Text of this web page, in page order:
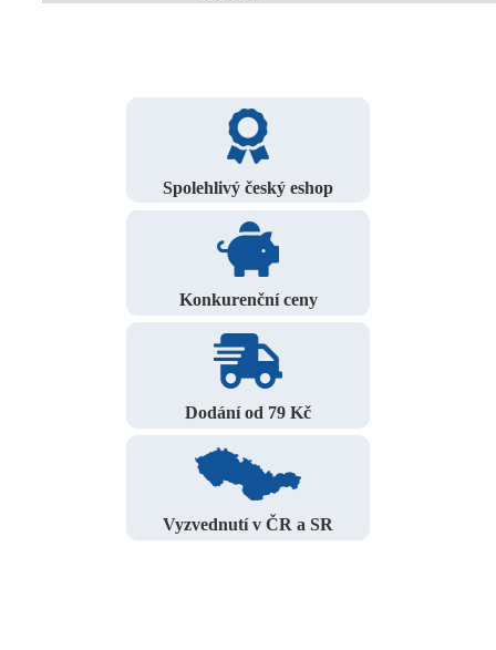
Spolehlivý český eshop
Konkurenční ceny
Dodání od 79 Kč
Vyzvednutí v ČR a SR